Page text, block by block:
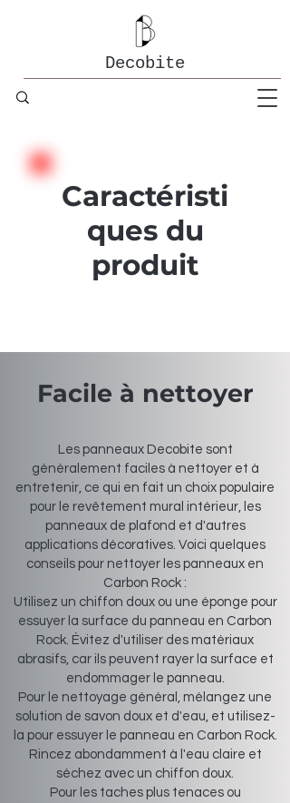
Decobite
Caractéristi
ques du
produit
Facile à nettoyer
Les panneaux Decobite sont
généralement faciles à nettoyer et à
entretenir, ce qui en fait un choix populaire
pour le revêtement mural intérieur, les
panneaux de plafond et d'autres
applications décoratives. Voici quelques
conseils pour nettoyer les panneaux en
Carbon Rock :
Utilisez un chiffon doux ou une éponge pour
essuyer la surface du panneau en Carbon
Rock. Évitez d'utiliser des matériaux
abrasifs, car ils peuvent rayer la surface et
endommager le panneau.
Pour le nettoyage général, mélangez une
solution de savon doux et d'eau, et utilisez-
la pour essuyer le panneau en Carbon Rock.
Rincez abondamment à l'eau claire et
séchez avec un chiffon doux.
Pour les taches plus tenaces ou